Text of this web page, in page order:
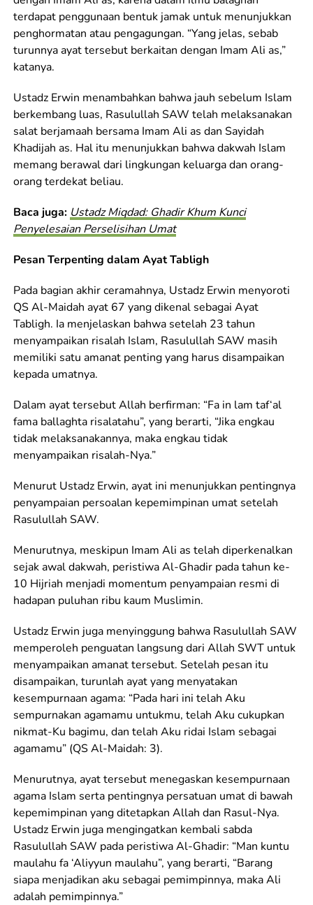
terdapat penggunaan bentuk jamak untuk menunjukkan
penghormatan atau pengagungan. “Yang jelas, sebab
turunnya ayat tersebut berkaitan dengan Imam Ali as,”
katanya.
Ustadz Erwin menambahkan bahwa jauh sebelum Islam
berkembang luas, Rasulullah SAW telah melaksanakan
salat berjamaah bersama Imam Ali as dan Sayidah
Khadijah as. Hal itu menunjukkan bahwa dakwah Islam
memang berawal dari lingkungan keluarga dan orang-
orang terdekat beliau.
Baca juga: Ustadz Miqdad: Ghadir Khum Kunci
Penyelesaian Perselisihan Umat
Pesan Terpenting dalam Ayat Tabligh
Pada bagian akhir ceramahnya, Ustadz Erwin menyoroti
QS Al-Maidah ayat 67 yang dikenal sebagai Ayat
Tabligh. Ia menjelaskan bahwa setelah 23 tahun
menyampaikan risalah Islam, Rasulullah SAW masih
memiliki satu amanat penting yang harus disampaikan
kepada umatnya.
Dalam ayat tersebut Allah berfirman: “Fa in lam taf‘al
fama ballaghta risalatahu”, yang berarti, “Jika engkau
tidak melaksanakannya, maka engkau tidak
menyampaikan risalah-Nya.”
Menurut Ustadz Erwin, ayat ini menunjukkan pentingnya
penyampaian persoalan kepemimpinan umat setelah
Rasulullah SAW.
Menurutnya, meskipun Imam Ali as telah diperkenalkan
sejak awal dakwah, peristiwa Al-Ghadir pada tahun ke-
10 Hijriah menjadi momentum penyampaian resmi di
hadapan puluhan ribu kaum Muslimin.
Ustadz Erwin juga menyinggung bahwa Rasulullah SAW
memperoleh penguatan langsung dari Allah SWT untuk
menyampaikan amanat tersebut. Setelah pesan itu
disampaikan, turunlah ayat yang menyatakan
kesempurnaan agama: “Pada hari ini telah Aku
sempurnakan agamamu untukmu, telah Aku cukupkan
nikmat-Ku bagimu, dan telah Aku ridai Islam sebagai
agamamu” (QS Al-Maidah: 3).
Menurutnya, ayat tersebut menegaskan kesempurnaan
agama Islam serta pentingnya persatuan umat di bawah
kepemimpinan yang ditetapkan Allah dan Rasul-Nya.
Ustadz Erwin juga mengingatkan kembali sabda
Rasulullah SAW pada peristiwa Al-Ghadir: “Man kuntu
maulahu fa ‘Aliyyun maulahu”, yang berarti, “Barang
siapa menjadikan aku sebagai pemimpinnya, maka Ali
adalah pemimpinnya.”